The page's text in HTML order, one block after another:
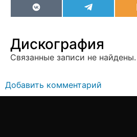
VK
Дискография
Связанные записи не найдены.
Добавить комментарий